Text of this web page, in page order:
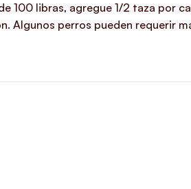
100 libras, agregue 1/2 taza por
Algunos perros pueden requerir